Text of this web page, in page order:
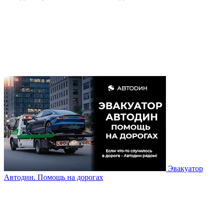
Эвакуатор
Автодин. Помощь на дорогах